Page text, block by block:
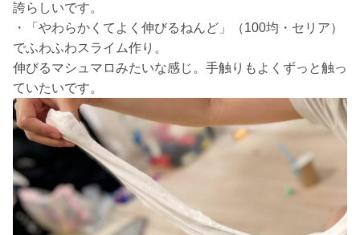
誇らしいです。
・「やわらかくてよく伸びるねんど」（100均・セリア）
でふわふわスライム作り。
伸びるマシュマロみたいな感じ。手触りもよくずっと触っ
ていたいです。